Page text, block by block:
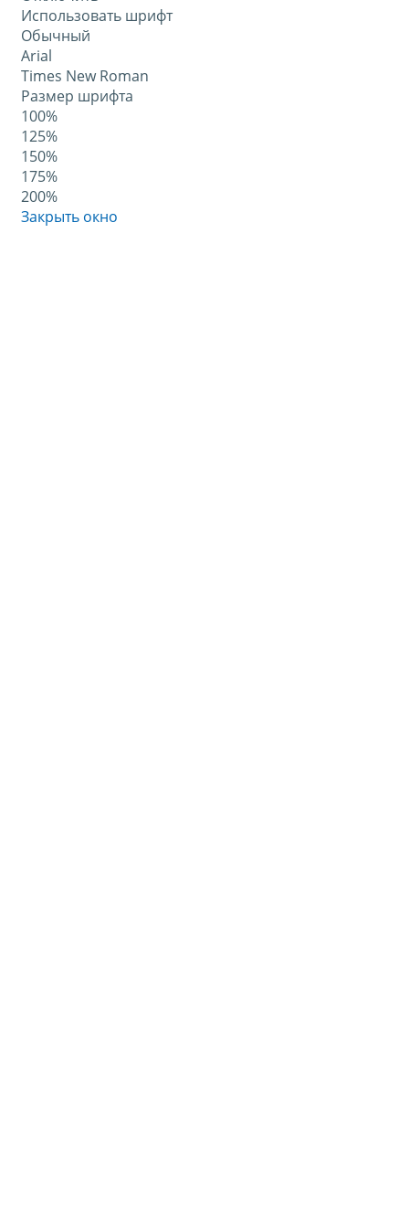
Использовать шрифт
Обычный
Arial
Times New Roman
Размер шрифта
100%
125%
150%
175%
200%
Закрыть окно